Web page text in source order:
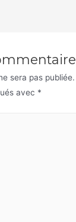
sera pas publiée.
avec *